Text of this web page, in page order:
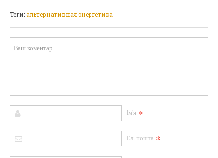
Теги:альтернативная энергетика
Ім'я *
Ел. пошта *